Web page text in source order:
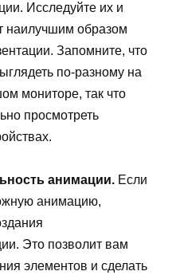
Исследуйте их и
наилучшим образом
Запомните, что
по-разному на
мониторе, так что
просмотреть
анимации. Если
анимацию,
Это позволит вам
элементов и сделать